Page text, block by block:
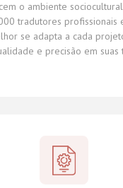
o ambiente
tradutores profissionais
se adapta a cada
e precisão em suas